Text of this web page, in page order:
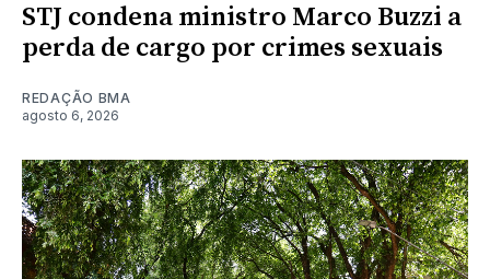
STJ condena ministro Marco Buzzi a
perda de cargo por crimes sexuais
REDAÇÃO BMA
agosto 6, 2026